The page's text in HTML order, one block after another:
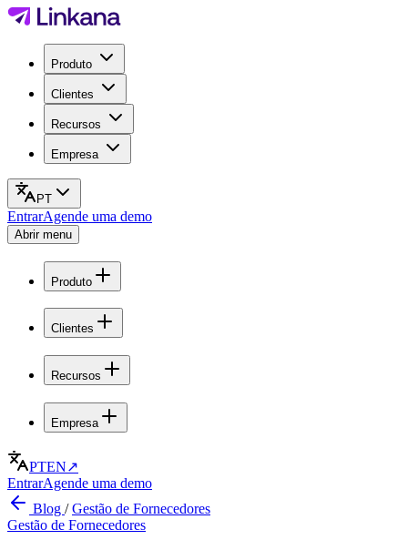
Produto
Clientes
Recursos
Empresa
PT
EntrarAgende uma demo
Abrir menu
Produto
Clientes
Recursos
Empresa
PTEN↗
EntrarAgende uma demo
Blog /Gestão de Fornecedores
Gestão de Fornecedores